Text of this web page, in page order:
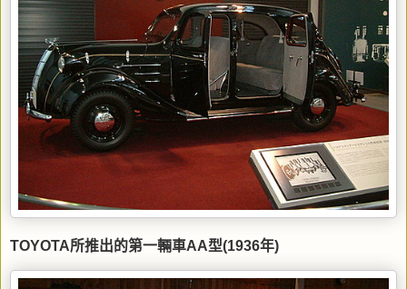
TOYOTA所推出的第一輛車AA型(1936年)